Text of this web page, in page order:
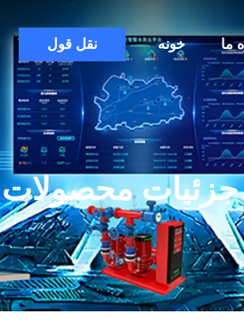
خونه ما نقل قول
جزئیات محصولات